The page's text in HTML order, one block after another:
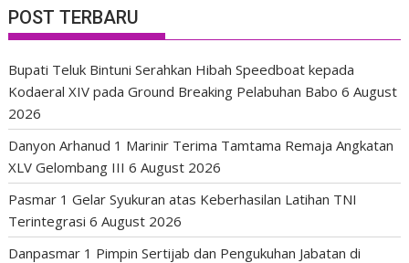
POST TERBARU
Bupati Teluk Bintuni Serahkan Hibah Speedboat kepada
Kodaeral XIV pada Ground Breaking Pelabuhan Babo 6 August
2026
Danyon Arhanud 1 Marinir Terima Tamtama Remaja Angkatan
XLV Gelombang III 6 August 2026
Pasmar 1 Gelar Syukuran atas Keberhasilan Latihan TNI
Terintegrasi 6 August 2026
Danpasmar 1 Pimpin Sertijab dan Pengukuhan Jabatan di